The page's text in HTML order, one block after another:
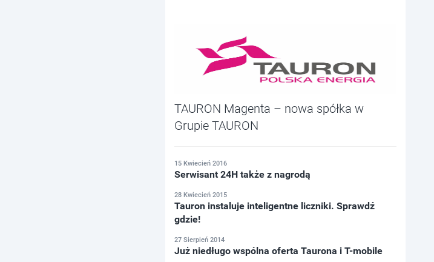
TAURON Magenta – nowa spółka w
Grupie TAURON
15 Kwiecień 2016
Serwisant 24H także z nagrodą
28 Kwiecień 2015
Tauron instaluje inteligentne liczniki. Sprawdź
gdzie!
27 Sierpień 2014
Już niedługo wspólna oferta Taurona i T-mobile